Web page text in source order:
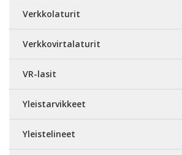
Verkkolaturit
Verkkovirtalaturit
VR-lasit
Yleistarvikkeet
Yleistelineet